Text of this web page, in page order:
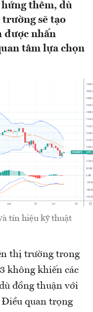
hứng thêm, dù
sẽ tạo
được nhấn
tâm lựa chọn
tín hiệu kỹ thuật
thị trường trong
không khiến các
đồng thuận với
Điều quan trọng